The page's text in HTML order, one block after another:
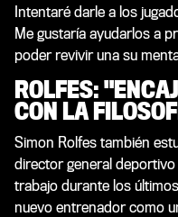
Intentaré darle a los
Me gustaría ayudarlos a
poder revivir una su
ROLFES:
CON LA
Simon Rolfes también
director general
trabajo durante los
nuevo entrenador como